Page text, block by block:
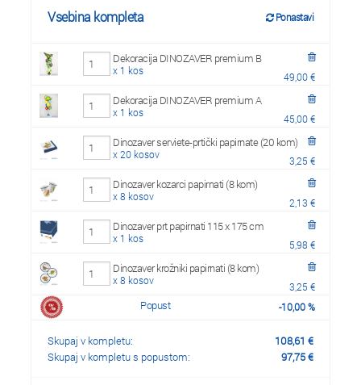
Vsebina kompleta Ponastavi
Dekoracija DINOZAVER premium B
x 1 kos 49,00 €
Dekoracija DINOZAVER premium A
x 1 kos 45,00 €
Dinozaver serviete-prtički papirnate (20 kom)
x 20 kosov 3,25 €
Dinozaver kozarci papirnati (8 kom)
x 8 kosov 2,13 €
Dinozaver prt papirnati 115 x 175 cm
x 1 kos 5,98 €
Dinozaver krožniki papirnati (8 kom)
x 8 kosov 3,25 €
Popust -10,00%
Skupaj v kompletu: 108,61 €
Skupaj v kompletu s popustom:
97,75€